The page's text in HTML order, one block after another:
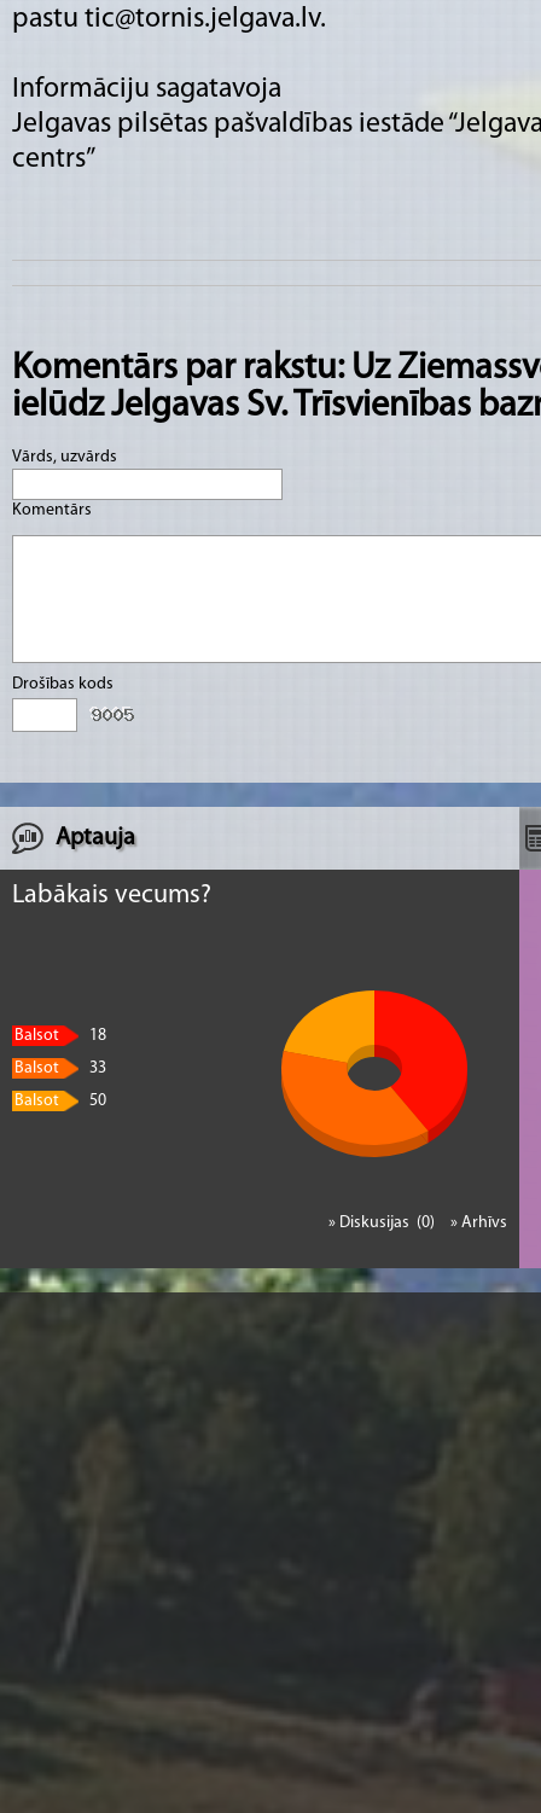
pastu tic@tornis.jelgava.lv.
Informāciju sagatavoja
Jelgavas pilsētas pašvaldības iestāde
centrs”
Komentārs par rakstu: Uz
ielūdz Jelgavas Sv. Trīsvienības
Vārds, uzvārds
Komentārs
Drošības kods
Aptauja
Labākais vecums?
Balsot
18
Balsot
33
Balsot
50
» Arhīvs
» Diskusijas (0)